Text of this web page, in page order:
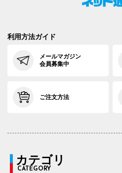
利用方法ガイド
メールマガジン
会員募集中
ご注文方法
カテゴリ
CATEGORY